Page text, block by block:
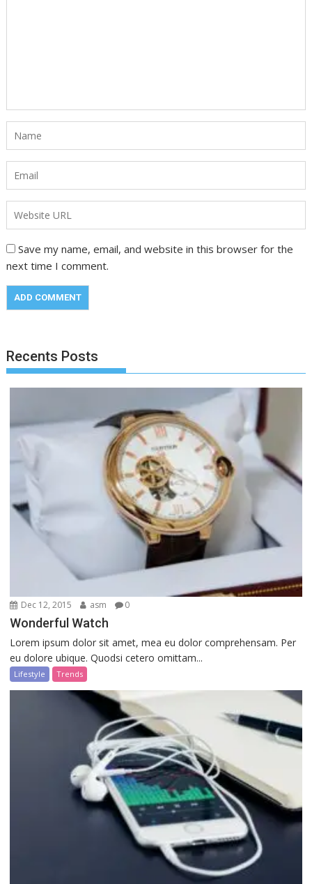
Save my name, email, and website in this browser for the
next time I comment.
Recents Posts
Dec 12, 2015 asm 0
Wonderful Watch
Lorem ipsum dolor sit amet, mea eu dolor comprehensam. Per
eu dolore ubique. Quodsi cetero omittam...
Lifestyle Trends